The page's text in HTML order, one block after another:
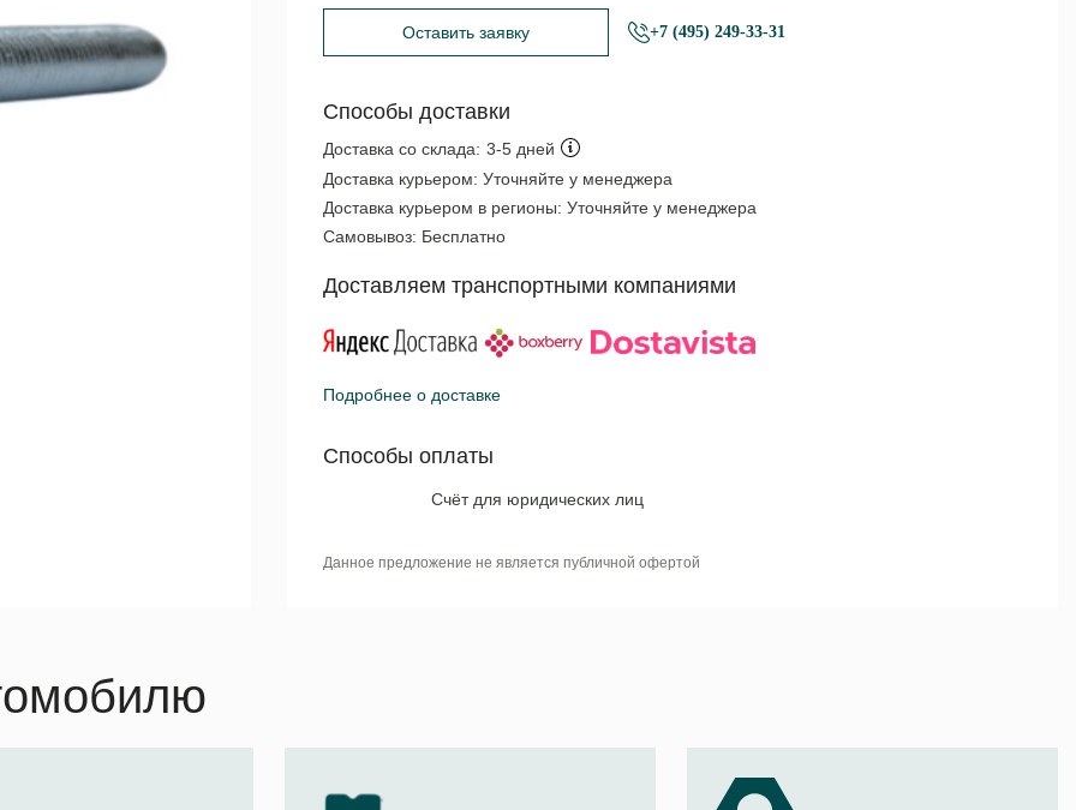
Оставить заявку +7 (495) 249-33-31
Способы доставки
Доставка со склада: 3-5 дней
Доставка курьером: Уточняйте у менеджера
Доставка курьером в регионы: Уточняйте у менеджера
Самовывоз: Бесплатно
Доставляем транспортными компаниями
Подробнее о доставке
Способы оплаты
Счёт для юридических лиц
Данное предложение не является публичной офертой